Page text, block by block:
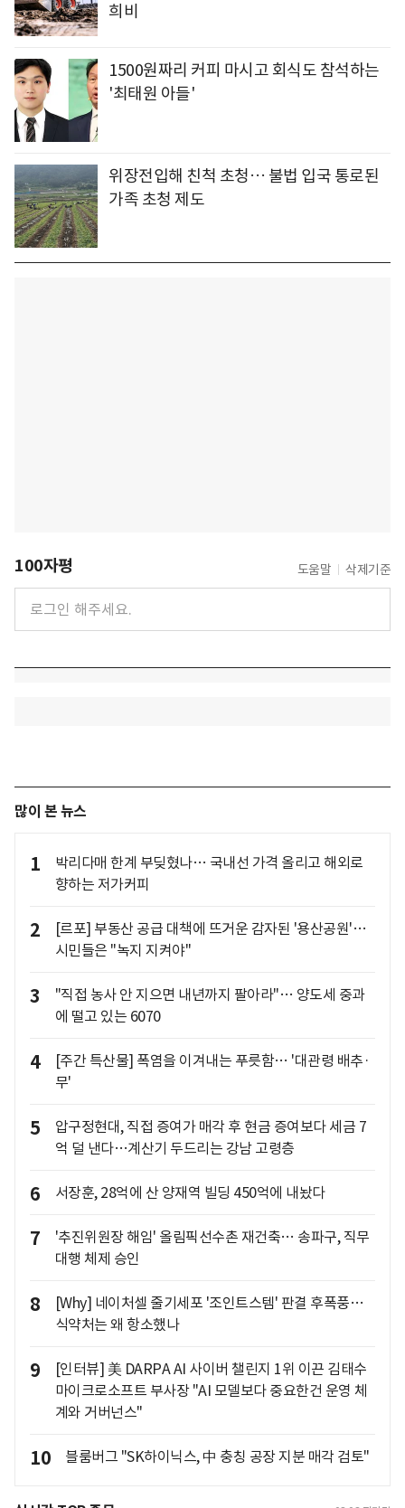
희비
1500원짜리 커피 마시고 회식도 참석하는
'최태원 아들'
위장전입해 친척 초청… 불법 입국 통로된
가족 초청 제도
100자평 도움말 삭제기준
많이 본 뉴스
1
박리다매 한계 부딪혔나… 국내선 가격 올리고 해외로
향하는 저가커피
2
[르포] 부동산 공급 대책에 뜨거운 감자된 '용산공원'…
시민들은 "녹지 지켜야"
3
"직접 농사 안 지으면 내년까지 팔아라"… 양도세 중과
에 떨고 있는 6070
4
[주간 특산물] 폭염을 이겨내는 푸릇함… '대관령 배추·
무'
5
압구정현대, 직접 증여가 매각 후 현금 증여보다 세금 7
억 덜 낸다…계산기 두드리는 강남 고령층
6 서장훈, 28억에 산 양재역 빌딩 450억에 내놨다
7
'추진위원장 해임' 올림픽선수촌 재건축… 송파구, 직무
대행 체제 승인
8
[Why] 네이처셀 줄기세포 '조인트스템' 판결 후폭풍…
식약처는 왜 항소했나
9
[인터뷰] 美 DARPA AI 사이버 챌린지 1위 이끈 김태수
마이크로소프트 부사장 "AI 모델보다 중요한건 운영 체
계와 거버넌스"
10 블룸버그 "SK하이닉스, 中 충칭 공장 지분 매각 검토"